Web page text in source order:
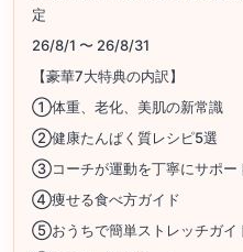
定
26/8/1 〜 26/8/31
【豪華7大特典の内訳】
①体重、老化、美肌の新常識
②健康たんぱく質レシピ5選
③コーチが運動を丁寧にサポー
④痩せる食べ方ガイド
⑤おうちで簡単ストレッチガイ